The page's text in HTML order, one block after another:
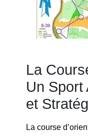
La
Un Sport
et
La course